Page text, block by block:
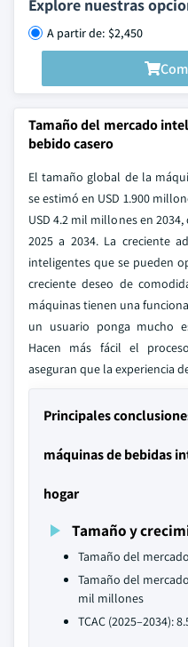
Explore nuestras
A partir de: $2,450
Tamaño del mercado
bebido casero
El tamaño global de la
se estimó en USD 1.900
USD 4.2 mil millones en
2025 a 2034. La creciente
inteligentes que se pueden
creciente deseo de
máquinas tienen una
un usuario ponga mucho
Hacen más fácil el
aseguran que la experiencia
Principales
máquinas de bebidas
hogar
Tamaño y
Tamaño del
Tamaño del
mil millones
TCAC (2025–2034):